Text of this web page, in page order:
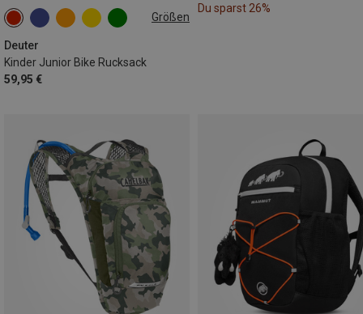
Größen
Deuter
Kinder Junior Bike Rucksack
59,95 €
8L
Du sparst 26%